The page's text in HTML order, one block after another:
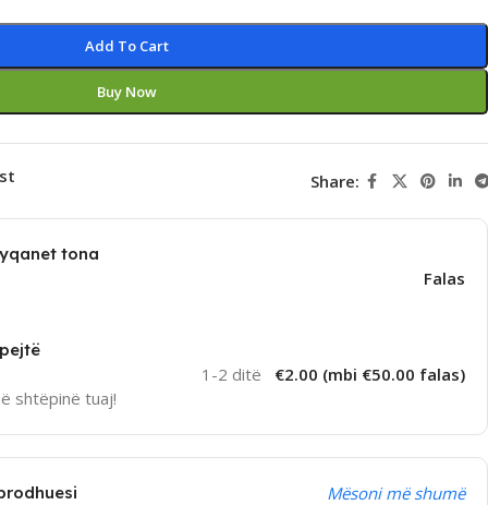
Add To Cart
Buy Now
Share:
tona
Falas
shtëpinë tuaj!
1-2 ditë €2.00 (mbi €50.00 falas)
Mësoni më shumë